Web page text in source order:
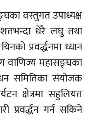
वस्तुगत उपाध्यक्ष
धेरै लघु तथा
प्रवर्द्धनमा ध्यान
वाणिज्य महासङ्घका
समितिका संयोजक
क्षेत्रमा सहुलियत
प्रवर्द्धन गर्न सकिने